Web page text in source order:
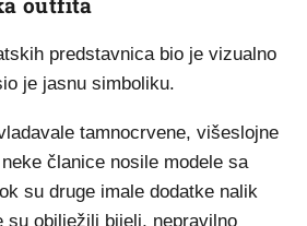
predstavnica bio je vizualno
je jasnu simboliku.
tamnocrvene, višeslojne
članice nosile modele sa
su druge imale dodatke nalik
su obilježili bijeli, nepravilno